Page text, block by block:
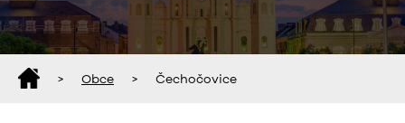
> Obce > Čechočovice